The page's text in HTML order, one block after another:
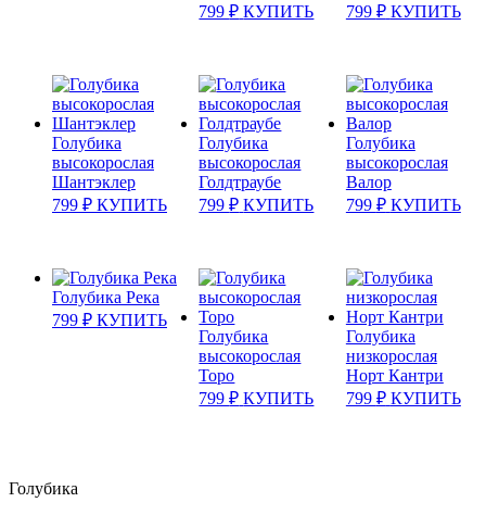
799₽ КУПИТЬ
799 ₽ КУПИТЬ
Голубика
высокорослая
Шантэклер
799 ₽ КУПИТЬ
Голубика
высокорослая
Голдтраубе
799₽ КУПИТЬ
Голубика
высокорослая
Валор
799 ₽ КУПИТЬ
Голубика Река
799 ₽ КУПИТЬ
Голубика
высокорослая
Торо
799₽ КУПИТЬ
Голубика
низкорослая
Норт Кантри
799 ₽ КУПИТЬ
Голубика